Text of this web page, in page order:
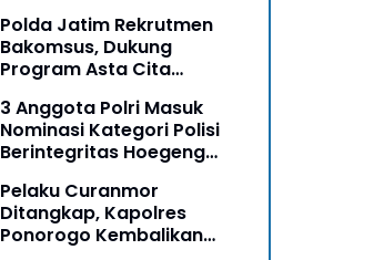
Pengabdian Humanis di
Nduga
Polda Jatim Rekrutmen
Bakomsus, Dukung
Program Asta Cita
3 Anggota Polri Masuk
Nominasi Kategori Polisi
Berintegritas Hoegeng
Pelaku Curanmor
Ditangkap, Kapolres
Ponorogo Kembalikan